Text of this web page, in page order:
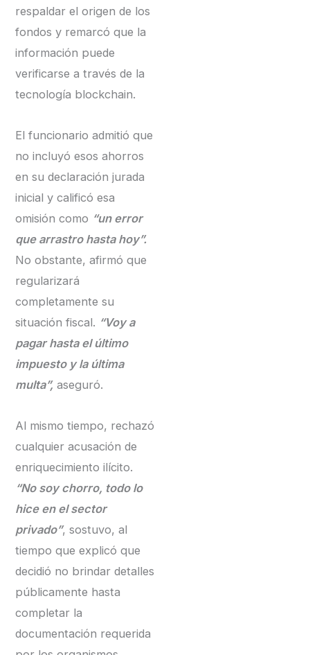
respaldar el origen de los
fondos y remarcó que la
información puede
verificarse a través de la
tecnología blockchain.
El funcionario admitió que
no incluyó esos ahorros
en su declaración jurada
inicial y calificó esa
omisión como “un error
que arrastro hasta hoy”.
No obstante, afirmó que
regularizará
completamente su
situación fiscal. “Voy a
pagar hasta el último
impuesto y la última
multa”, aseguró.
Al mismo tiempo, rechazó
cualquier acusación de
enriquecimiento ilícito.
“No soy chorro, todo lo
hice en el sector
privado”, sostuvo, al
tiempo que explicó que
decidió no brindar detalles
públicamente hasta
completar la
documentación requerida